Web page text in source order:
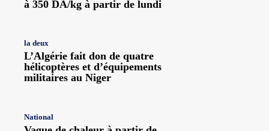
à 350 DA/kg à partir de lundi
la deux
L’Algérie fait don de quatre
hélicoptères et d’équipements
militaires au Niger
National